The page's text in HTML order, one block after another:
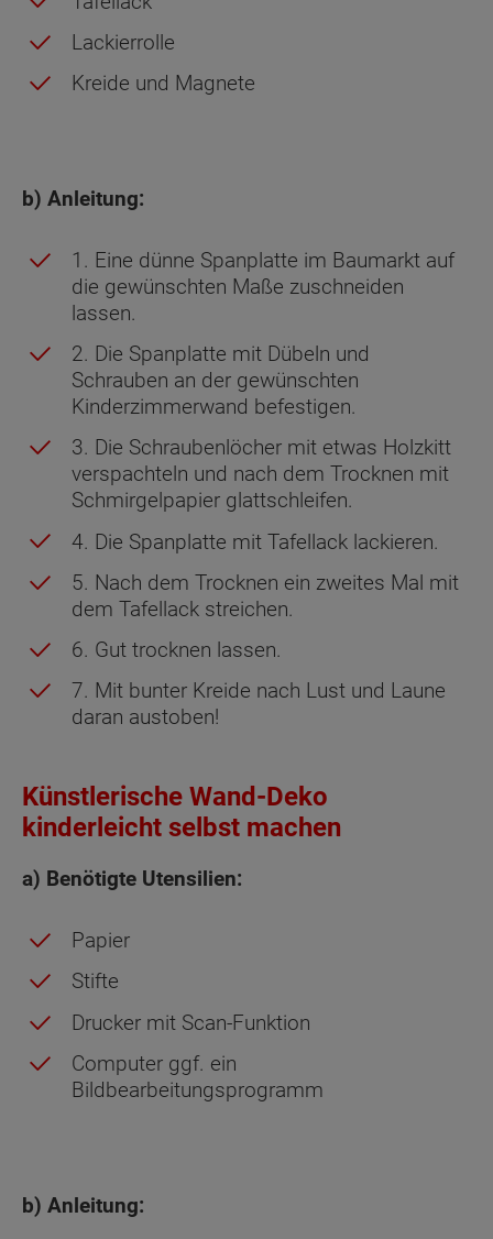
Lackierrolle
Kreide und Magnete
b) Anleitung:
1. Eine dünne Spanplatte im Baumarkt auf
die gewünschten Maße zuschneiden
lassen.
2. Die Spanplatte mit Dübeln und
Schrauben an der gewünschten
Kinderzimmerwand befestigen.
3. Die Schraubenlöcher mit etwas Holzkitt
verspachteln und nach dem Trocknen mit
Schmirgelpapier glattschleifen.
4. Die Spanplatte mit Tafellack lackieren.
5. Nach dem Trocknen ein zweites Mal mit
dem Tafellack streichen.
6. Gut trocknen lassen.
7. Mit bunter Kreide nach Lust und Laune
daran austoben!
Künstlerische Wand-Deko
kinderleicht selbst machen
a) Benötigte Utensilien:
Papier
Stifte
Drucker mit Scan-Funktion
Computer ggf. ein
Bildbearbeitungsprogramm
b) Anleitung: